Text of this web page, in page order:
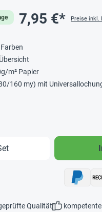
7,95 €* Preise inkl.
m² Papier
160 my) mit
den
Qualität